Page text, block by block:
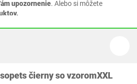
upozornenie. Alebo si môžete
čierny so vzoromXXL